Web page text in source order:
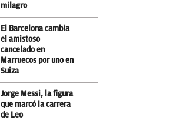
milagro
El Barcelona cambia
el amistoso
cancelado en
Marruecos por uno en
Suiza
Jorge Messi, la figura
que marcó la carrera
de Leo